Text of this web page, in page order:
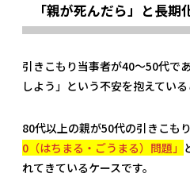
「親が死んだら」と長
引きこもり当事者が40〜50代で
しよう」という不安を抱えている
80代以上の親が50代の引きこも
0（はちまる・ごうまる）問題」
れてきているケースです。